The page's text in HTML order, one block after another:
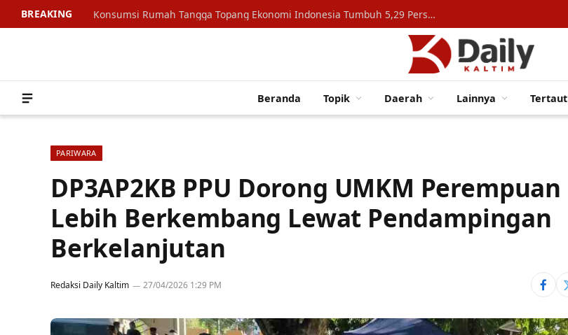
BREAKING Konsumsi Rumah Tangga Topang Ekonomi Indonesia Tumbuh 5,29 Persen
Beranda Topik Daerah Lainnya Tertaut
PARIWARA
DP3AP2KB PPU Dorong UMKM Perempuan
Lebih Berkembang Lewat Pendampingan
Berkelanjutan
Redaksi Daily Kaltim 27/04/2026 1:29 PM